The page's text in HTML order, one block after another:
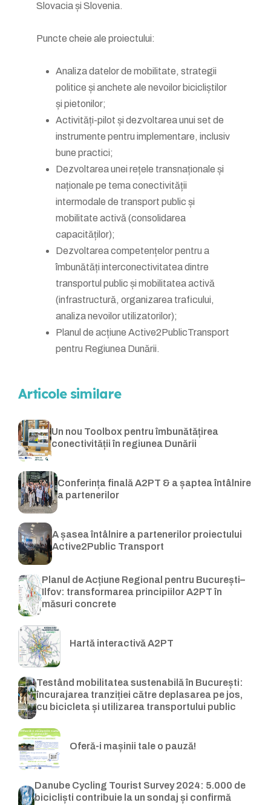
Slovacia și Slovenia.
Puncte cheie ale proiectului:
Analiza datelor de mobilitate, strategii
politice și anchete ale nevoilor bicicliștilor
și pietonilor;
Activități-pilot și dezvoltarea unui set de
instrumente pentru implementare, inclusiv
bune practici;
Dezvoltarea unei rețele transnaționale și
naționale pe tema conectivității
intermodale de transport public și
mobilitate activă (consolidarea
capacităților);
Dezvoltarea competențelor pentru a
îmbunătăți interconectivitatea dintre
transportul public și mobilitatea activă
(infrastructură, organizarea traficului,
analiza nevoilor utilizatorilor);
Planul de acțiune Active2PublicTransport
pentru Regiunea Dunării.
Articole similare
Un nou Toolbox pentru îmbunătățirea
conectivității în regiunea Dunării
Conferința finală A2PT & a șaptea întâlnire
a partenerilor
A șasea întâlnire a partenerilor proiectului
Active2Public Transport
Planul de Acțiune Regional pentru București–
Ilfov: transformarea principiilor A2PT în
măsuri concrete
Hartă interactivă A2PT
Testând mobilitatea sustenabilă în București:
încurajarea tranziției către deplasarea pe jos,
cu bicicleta și utilizarea transportului public
Oferă-i mașinii tale o pauză!
Danube Cycling Tourist Survey 2024: 5.000 de
bicicliști contribuie la un sondaj și confirmă